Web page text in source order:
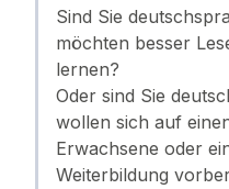
Sind Sie
möchten besser
lernen?
Oder sind Sie
wollen sich auf
Erwachsene oder
Weiterbildung